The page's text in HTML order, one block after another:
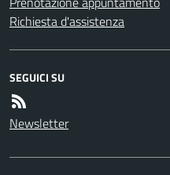
Richiesta d'assistenza
SEGUICI SU
Newsletter